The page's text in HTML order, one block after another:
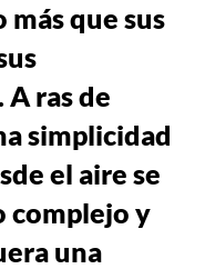
que sus
ras de
simplicidad
el aire se
complejo y
una